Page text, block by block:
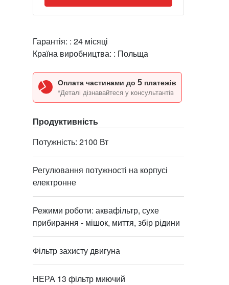
Гарантія: : 24 місяці
Країна виробництва: : Польща
Оплата частинами до 5 платежів
*Деталі дізнавайтеся у консультантів
Продуктивність
Потужність: 2100 Вт
Регулювання потужності на корпусі
електронне
Режими роботи: аквафільтр, сухе
прибирання - мішок, миття, збір рідини
Фільтр захисту двигуна
НЕРА 13 фільтр миючий